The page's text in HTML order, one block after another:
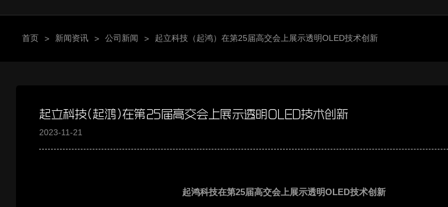
首页 > 新闻资讯 > 公司新闻 > 起立科技（起鸿）在第25届高交会上展示透明OLED技术创新
起立科技（起鸿）在第25届高交会上展示透明OLED技术创新
2023-11-21
起鸿科技在第25届高交会上展示透明OLED技术创新